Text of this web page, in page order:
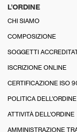
L’ORDINE
CHI SIAMO
COMPOSIZIONE
SOGGETTI
ISCRIZIONE ONLINE
CERTIFICAZIONE ISO
POLITICA DELL’ORDINE
ATTIVITÀ DELL’ORDINE
AMMINISTRAZIONE